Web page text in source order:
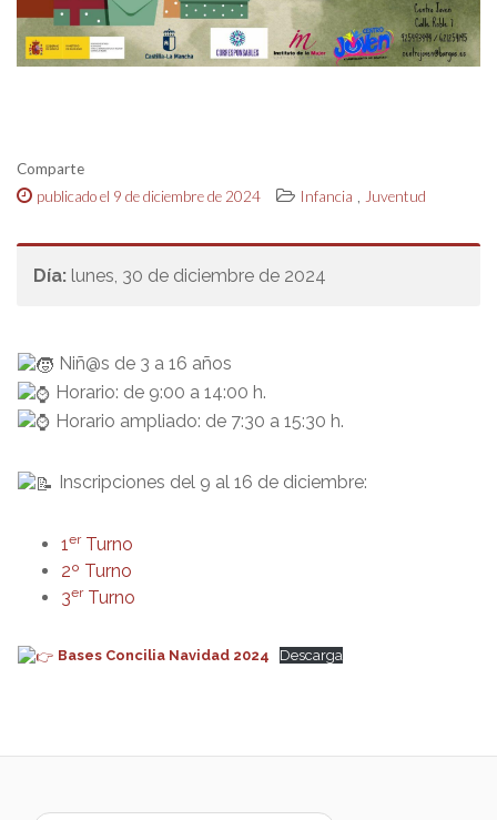
Comparte
publicado el 9 de diciembre de 2024
Infancia , Juventud
Día: lunes, 30 de diciembre de 2024
Niñ@s de 3 a 16 años
Horario: de 9:00 a 14:00 h.
Horario ampliado: de 7:30 a 15:30 h.
Inscripciones del 9 al 16 de diciembre:
1 erTurno
2º Turno
3erTurno
Bases Concilia Navidad 2024 Descarga